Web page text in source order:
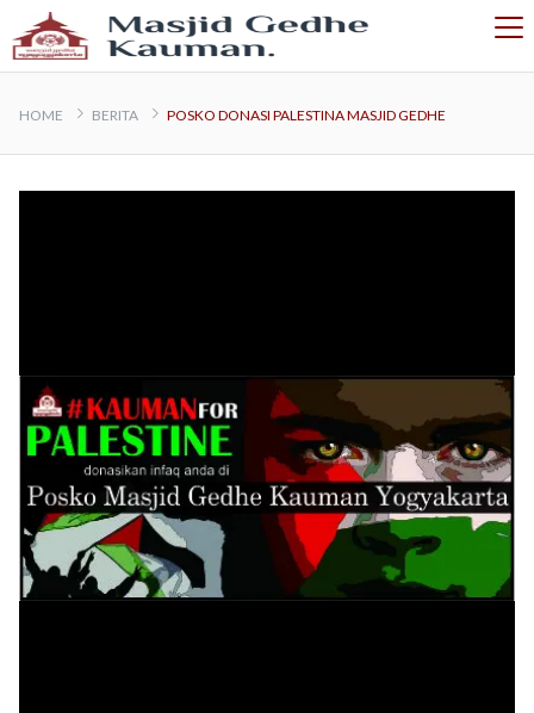
HOME BERITA POSKO DONASI PALESTINA MASJID GEDHE